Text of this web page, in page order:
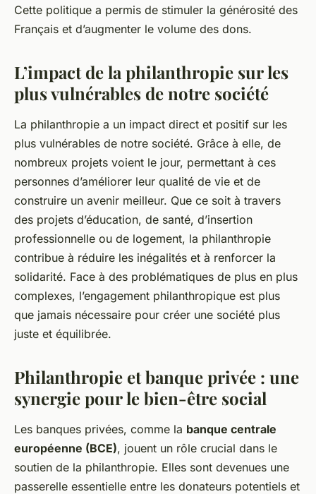
Cette politique a permis de stimuler la générosité des
Français et d’augmenter le volume des dons.
L’impact de la philanthropie sur les
plus vulnérables de notre société
La philanthropie a un impact direct et positif sur les
plus vulnérables de notre société. Grâce à elle, de
nombreux projets voient le jour, permettant à ces
personnes d’améliorer leur qualité de vie et de
construire un avenir meilleur. Que ce soit à travers
des projets d’éducation, de santé, d’insertion
professionnelle ou de logement, la philanthropie
contribue à réduire les inégalités et à renforcer la
solidarité. Face à des problématiques de plus en plus
complexes, l’engagement philanthropique est plus
que jamais nécessaire pour créer une société plus
juste et équilibrée.
Philanthropie et banque privée : une
synergie pour le bien-être social
Les banques privées, comme la banque centrale
européenne (BCE), jouent un rôle crucial dans le
soutien de la philanthropie. Elles sont devenues une
passerelle essentielle entre les donateurs potentiels et